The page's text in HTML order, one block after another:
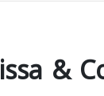
&